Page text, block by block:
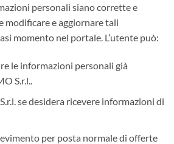
personali siano corrette e
modificare e aggiornare tali
momento nel portale. L’utente può:
le informazioni personali già
S.r.l..
se desidera ricevere informazioni di
per posta normale di offerte